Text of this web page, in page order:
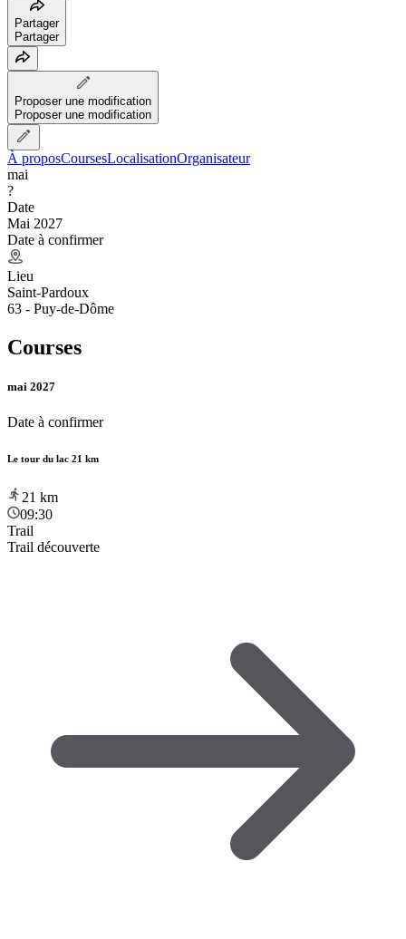
Partager
Partager
Proposer une modification
Proposer une modification
À proposCoursesLocalisationOrganisateur
mai
?
Date
Mai 2027
Date à confirmer
Lieu
Saint-Pardoux
63 - Puy-de-Dôme
Courses
mai 2027
Date à confirmer
Le tour du lac 21 km
21 km
09:30
Trail
Trail découverte